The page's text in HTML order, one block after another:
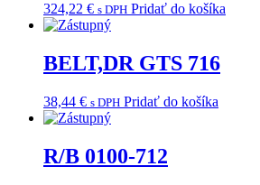
324,22 € s DPH Pridať do košíka
BELT,DR GTS 716
38,44 € s DPH Pridať do košíka
R/B 0100-712